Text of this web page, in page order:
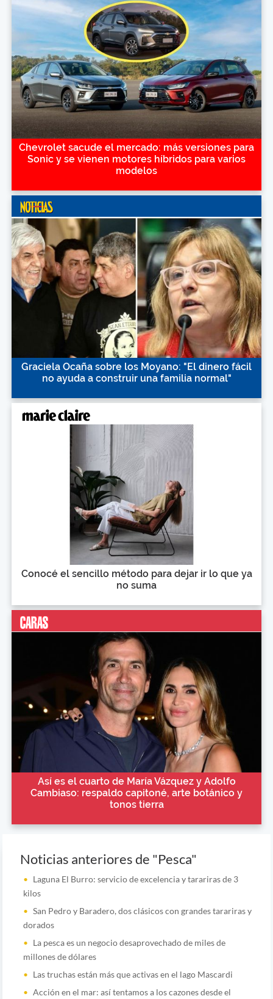
Chevrolet sacude el mercado: más versiones para
Sonic y se vienen motores híbridos para varios
modelos
Graciela Ocaña sobre los Moyano: "El dinero fácil
no ayuda a construir una familia normal"
Conocé el sencillo método para dejar ir lo que ya
no suma
Así es el cuarto de María Vázquez y Adolfo
Cambiaso: respaldo capitoné, arte botánico y
tonos tierra
Noticias anteriores de "Pesca"
Laguna El Burro: servicio de excelencia y tarariras de 3
kilos
San Pedro y Baradero, dos clásicos con grandes tarariras y
dorados
La pesca es un negocio desaprovechado de miles de
millones de dólares
Las truchas están más que activas en el lago Mascardi
Acción en el mar: así tentamos a los cazones desde el